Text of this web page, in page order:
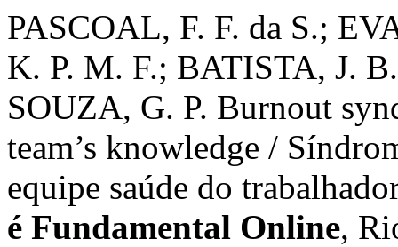
PASCOAL, F. F. da S.;
K. P. M. F.; BATISTA, J.
SOUZA, G. P. Burnout
team’s knowledge /
equipe saúde do
é Fundamental Online,